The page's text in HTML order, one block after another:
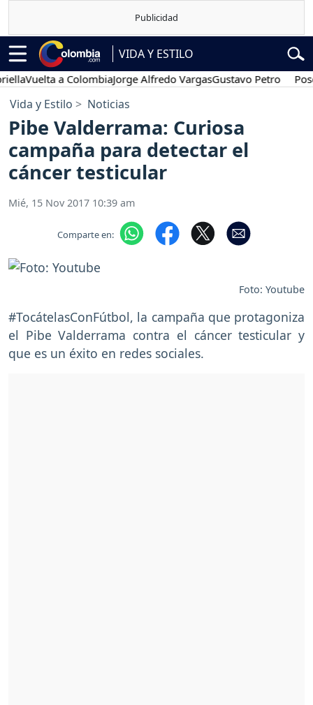
VIDA Y ESTILO
a ColombiaJorge Alfredo VargasGustavo Petro Posesión
Vida y Estilo Noticias
Pibe Valderrama: Curiosa
campaña para detectar el
cáncer testicular
Mié, 15 Nov 2017 10:39 am
Comparte en:
Foto: Youtube
#TocátelasConFútbol, la campaña que protagoniza
el Pibe Valderrama contra el cáncer testicular y
que es un éxito en redes sociales.